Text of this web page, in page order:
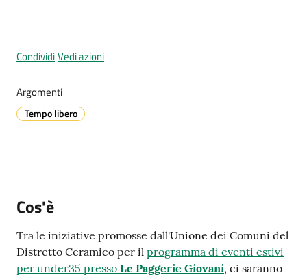
l
l
e
e
o
CondividiVedi azioni
Argomenti
Tempo libero
Cos'è
Tra le iniziative promosse dall'Unione dei Comuni del
Distretto Ceramico per il programma di eventi estivi
per under35 presso Le Paggerie Giovani, ci saranno